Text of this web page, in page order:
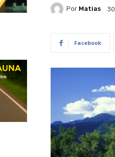
Por Matias
Facebook